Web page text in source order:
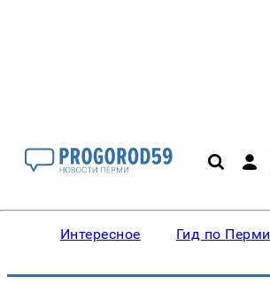
Интересное Гид по Перми